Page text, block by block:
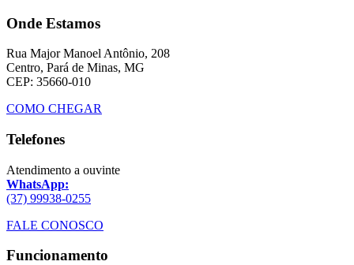
Onde Estamos
Rua Major Manoel Antônio, 208
Centro, Pará de Minas, MG
CEP: 35660-010
COMO CHEGAR
Telefones
Atendimento a ouvinte
WhatsApp:
(37) 99938-0255
FALE CONOSCO
Funcionamento